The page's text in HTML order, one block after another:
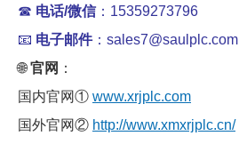
☎ 电话/微信：15359273796
📧 电子邮件：sales7@saulplc.com
🌐官网 ：
国内官网① www.xrjplc.com
国外官网② http://www.xmxrjplc.cn/